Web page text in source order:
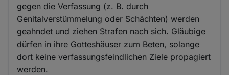
gegen die Verfassung (z. B. durch
Genitalverstümmelung oder Schächten) werden
geahndet und ziehen Strafen nach sich. Gläubige
dürfen in ihre Gotteshäuser zum Beten, solange
dort keine verfassungsfeindlichen Ziele propagiert
werden.